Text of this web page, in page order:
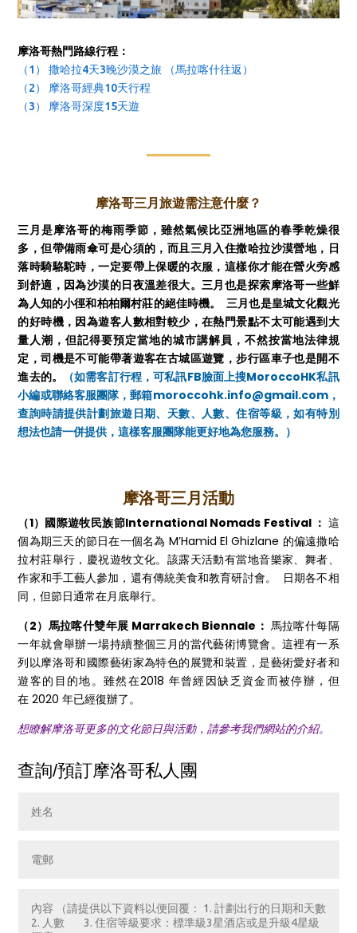
摩洛哥熱門路線行程：
（1） 撒哈拉4天3晚沙漠之旅 （馬拉喀什往返）
（2） 摩洛哥經典10天行程
（3） 摩洛哥深度15天遊
摩洛哥三 月旅遊需注意什麼？
三月是摩洛哥的梅雨季節，雖然氣候比亞洲地區的春季乾燥很
多，但帶備雨傘可是心須的，而且三月入住撒哈拉沙漠營地，日
落時騎駱駝時，一定要帶上保暖的衣服，這樣你才能在營火旁感
到舒適，因為沙漠的日夜溫差很大。三月也是探索摩洛哥一些鮮
為人知的小徑和柏柏爾村莊的絕佳時機。 三月也是皇城文化觀光
的好時機，因為遊客人數相對較少，在熱門景點不太可能遇到大
量人潮，但記得要預定當地的城市講解員，不然按當地法律規
定，司機是不可能帶著遊客在古城區遊覽，步行區車子也是開不
進去的。
（如需客訂行程，可私訊FB臉面上搜MoroccoHK私訊
小編或聯絡客服團隊，郵箱moroccohk.info@gmail.com，
查詢時請提供計劃旅遊日期、天數、人數、住宿等級，如有特別
想法也請一併提供，這樣客服團隊能更好地為您服務。）
摩洛哥三月活動
（1）國際遊牧民族節International Nomads Festival ： 這
個為期三天的節日在一個名為 M’Hamid El Ghizlane 的偏遠撒哈
拉村莊舉行，慶祝遊牧文化。該露天活動有當地音樂家、舞者、
作家和手工藝人參加，還有傳統美食和教育研討會。 日期各不相
同，但節日通常在月底舉行。
（2）馬拉喀什雙年展 Marrakech Biennale： 馬拉喀什每隔
一年就會舉辦一場持續整個三月的當代藝術博覽會。這裡有一系
列以摩洛哥和國際藝術家為特色的展覽和裝置，是藝術愛好者和
遊客的目的地。雖然在2018 年曾經因缺乏資金而被停辦，但
在 2020 年已經復辦了。
想瞭解摩洛哥更多的文化節日與活動，請參考我們網站的介紹。
查詢/預訂摩洛哥私人團